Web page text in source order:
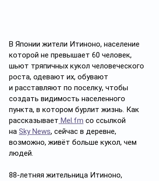
В Японии жители Итиноно, население
которой не превышает 60 человек,
шьют тряпичных кукол человеческого
роста, одевают их, обувают
и расставляют по поселку, чтобы
создать видимость населенного
пункта, в котором бурлит жизнь. Как
рассказывает Mel.fm со ссылкой
на Sky News, сейчас в деревне,
возможно, живёт больше кукол, чем
людей.
88-летняя жительница Итиноно,